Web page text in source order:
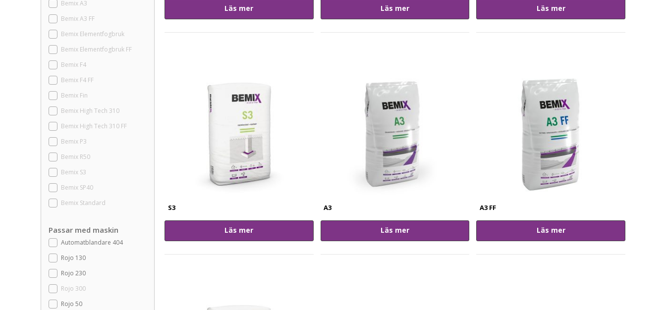
Bemix A3
Bemix A3 FF
Bemix Elementfogbruk
Bemix Elementfogbruk FF
Bemix F4
Bemix F4 FF
Bemix Fin
Bemix High Tech 310
Bemix High Tech 310 FF
Bemix P3
Bemix R50
Bemix S3
Bemix SP40
Bemix Standard
Passar med maskin
Automatblandare 404
Rojo 130
Rojo 230
Rojo 300
Rojo 50
Läs mer Läs mer Läs mer
S3
Läs mer
A3
Läs mer
A3 FF
Läs mer